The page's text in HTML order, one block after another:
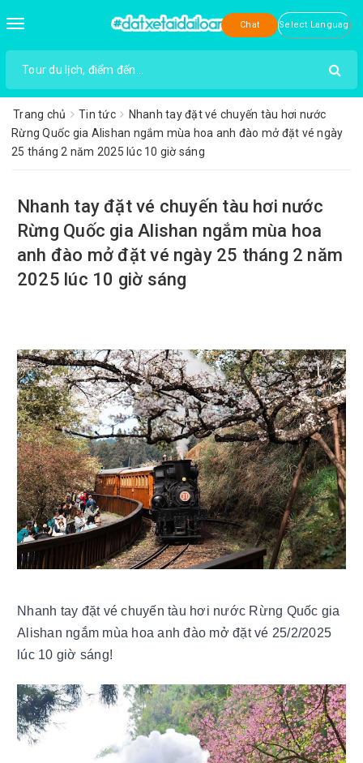
Toggle
Chat
Trang chủ Tin tức
Nhanh tay đặt vé chuyến tàu hơi nước
Rừng Quốc gia Alishan ngắm mùa hoa anh đào mở đặt vé ngày
25 tháng 2 năm 2025 lúc 10 giờ sáng
Nhanh tay đặt vé chuyến tàu hơi nước
Rừng Quốc gia Alishan ngắm mùa hoa
anh đào mở đặt vé ngày 25 tháng 2 năm
2025 lúc 10 giờ sáng
Nhanh tay đặt vé chuyến tàu hơi nước Rừng Quốc gia
Alishan ngắm mùa hoa anh đào mở đặt vé 25/2/2025
lúc 10 giờ sáng!